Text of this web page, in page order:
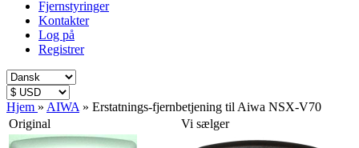
Fjernstyringer
Kontakter
Log på
Registrer
Hjem » AIWA » Erstatnings-fjernbetjening til Aiwa NSX-V70
Original
Vi sælger